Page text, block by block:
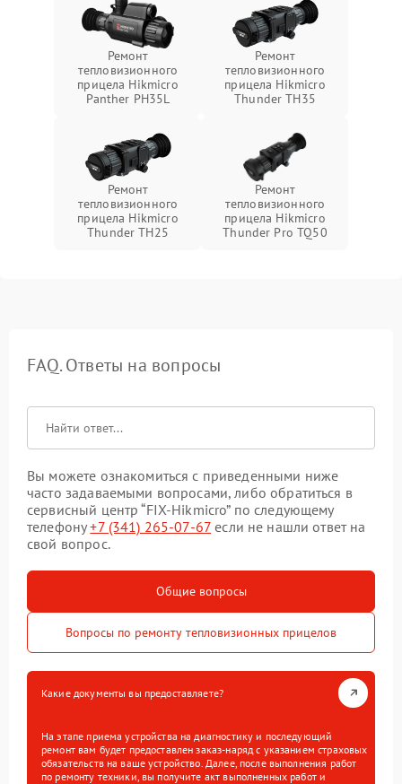
Ремонт
тепловизионного
прицела Hikmicro
Panther PH35L
Ремонт
тепловизионного
прицела Hikmicro
Thunder TH35
Ремонт
тепловизионного
прицела Hikmicro
Thunder TH25
Ремонт
тепловизионного
прицела Hikmicro
Thunder Pro TQ50
FAQ. Ответы на вопросы
Вы можете ознакомиться с приведенными ниже
часто задаваемыми вопросами, либо обратиться в
сервисный центр “FIX-Hikmicro” по следующему
телефону+7 (341) 265-07-67 если не нашли ответ на
свой вопрос.
Общие вопросы
Вопросы по ремонту тепловизионных прицелов
Какие документы вы предоставляете?
На этапе приема устройства на диагностику и последующий
ремонт вам будет предоставлен заказ-наряд с указанием страховых
обязательств на ваше устройство. Далее, после выполнения работ
по ремонту техники, вы получите акт выполненных работ и